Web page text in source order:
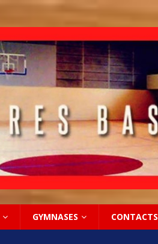
GYMNASES CONTACTS